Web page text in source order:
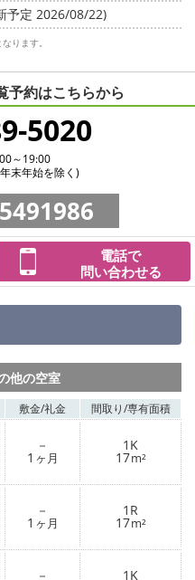
予定 2026/08/22)
ります。
予約はこちらから
5020
～19:00
末年始を除く)
電話で
問い合わせる
他の空室
敷金/礼金 間取り/専有面積
－
1 ヶ月
1K
17m²
－
1 ヶ月
1R
17m²
－ 1K